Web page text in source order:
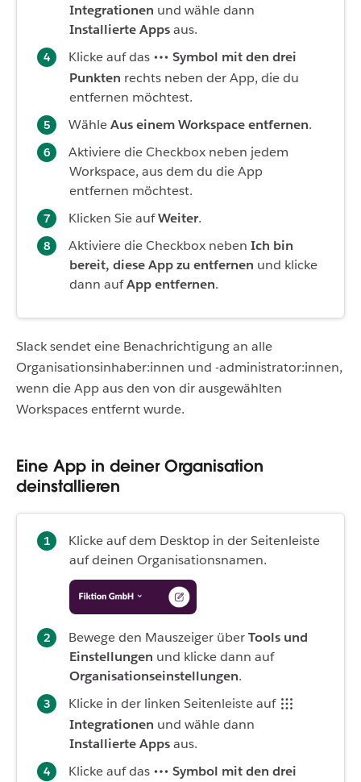
Integrationen und wähle dann
Installierte Appsaus.
Klicke auf das
Symbol mit den drei
Punkten rechts neben der App, die du
entfernen möchtest.
WähleAus einem Workspace entfernen.
Aktiviere die Checkbox neben jedem
Workspace, aus dem du die App
entfernen möchtest.
Klicken Sie aufWeiter.
Aktiviere die Checkbox neben Ich bin
bereit, diese App zu entfernen und klicke
dann aufApp entfernen.
Slack sendet eine Benachrichtigung an alle
Organisationsinhaber:innen und -administrator:innen,
wenn die App aus den von dir ausgewählten
Workspaces entfernt wurde.
Eine App in deiner Organisation
deinstallieren
Klicke auf dem Desktop in der Seitenleiste
auf deinen Organisationsnamen.
Bewege den Mauszeiger überTools und
Einstellungen und klicke dann auf
Organisationseinstellungen.
Klicke in der linken Seitenleiste auf
Integrationen und wähle dann
Installierte Appsaus.
Klicke auf das
Symbol mit den drei